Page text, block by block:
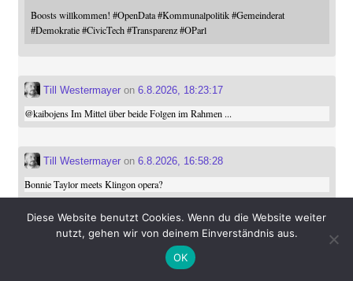
Boosts willkommen! #OpenData #Kommunalpolitik #Gemeinderat
#Demokratie #CivicTech #Transparenz #OParl
Till Westermayeron 6.8.2026, 18:23:17
@kaibojensIm Mittel über beide Folgen im Rahmen ...
Till Westermayeron 6.8.2026, 16:58:28
Bonnie Taylor meets Klingon opera?
on 6.8.2026, 15:07:27
Diese Website benutzt Cookies. Wenn du die Website weiter
nutzt, gehen wir von deinem Einverständnis aus.
OK